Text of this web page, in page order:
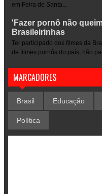
em Feira de Santa...
'Fazer pornô não
Brasileirinhas
Ter participado dos filmes da
de filmes pornôs do país, não
MARCADORES
Brasil Educação
Política